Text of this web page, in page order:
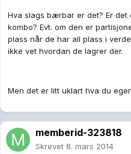
Hva slags bærbar er det? Er
kombo? Evt. om den er
plass når de har all plass i
ikke vet hvordan de lagrer der.
Men det er litt uklart hva du
memberid-323818
Skrevet 8. mars 2014